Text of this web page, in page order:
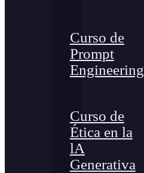
Curso de
Prompt
Engineering
Curso de
Ética en la
lA
Generativa